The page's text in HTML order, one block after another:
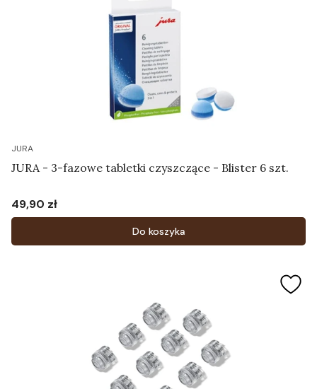
JURA
JURA - 3-fazowe tabletki czyszczące - Blister 6 szt.
Cena
49,90 zł
Do koszyka